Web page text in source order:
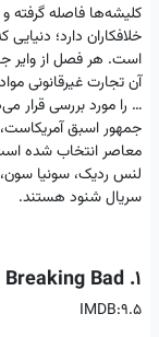
کلیشه‌ها فاصله گرفته
خلافکاران دارد؛
است. هر فصل از وایر
آن تجارت غیرقانونی
… را مورد بررسی قرار
جمهور اسبق
معاصر انتخاب شده
لنس ردیک، سونیا سون،
سریال شنود هستند.
1. Breaking Bad (بریکینگ بد)
IMDB:9.5